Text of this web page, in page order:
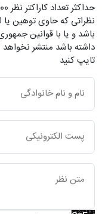
حداکثر تعداد کاراکتر نظر 200 ميياشد
نظراتی که حاوی توهین یا
باشد و یا با قوانین
داشته باشد منتشر
تایپ کنید